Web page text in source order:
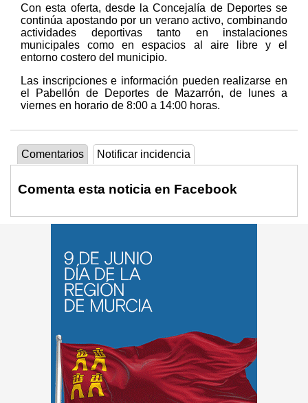
Con esta oferta, desde la Concejalía de Deportes se
continúa apostando por un verano activo, combinando
actividades deportivas tanto en instalaciones
municipales como en espacios al aire libre y el
entorno costero del municipio.
Las inscripciones e información pueden realizarse en
el Pabellón de Deportes de Mazarrón, de lunes a
viernes en horario de 8:00 a 14:00 horas.
Comentarios Notificar incidencia
Comenta esta noticia en Facebook